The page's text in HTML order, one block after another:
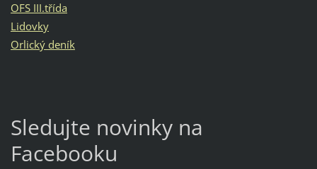
OFS III.třída
Lidovky
Orlický deník
Sledujte novinky na
Facebooku